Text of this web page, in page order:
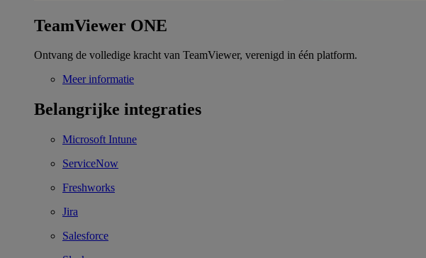
TeamViewer ONE
Ontvang de volledige kracht van TeamViewer, verenigd in één platform.
Meer informatie
Belangrijke integraties
Microsoft Intune
ServiceNow
Freshworks
Jira
Salesforce